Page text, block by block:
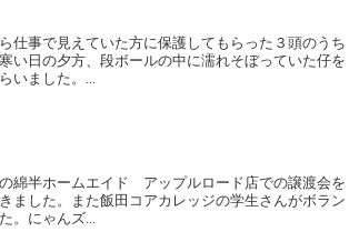
仕事で見えていた方に保護してもらった３頭のうち
い日の夕方、段ボールの中に濡れそぼっていた仔を
いました。...
綿半ホームエイド アップルロード店での譲渡会を
ました。また飯田コアカレッジの学生さんがボラン
。にゃんズ...